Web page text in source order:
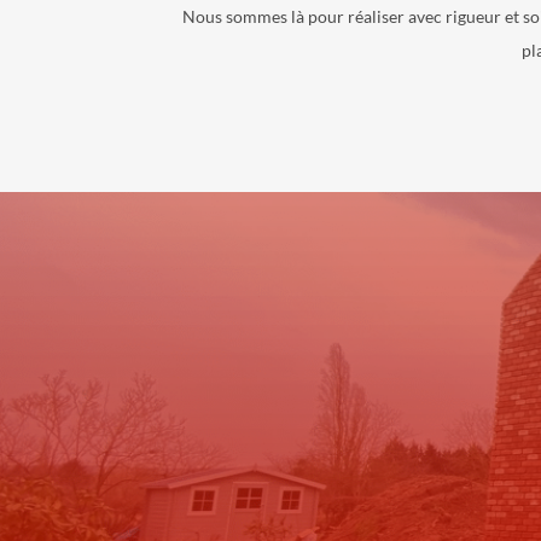
Nous sommes là pour réaliser avec rigueur et